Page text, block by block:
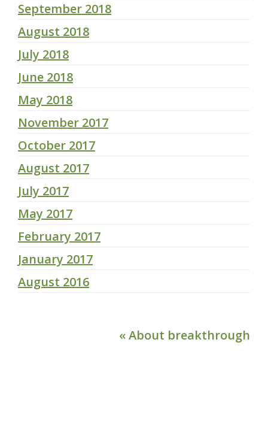
September 2018
August 2018
July 2018
June 2018
May 2018
November 2017
October 2017
August 2017
July 2017
May 2017
February 2017
January 2017
August 2016
« About breakthrough